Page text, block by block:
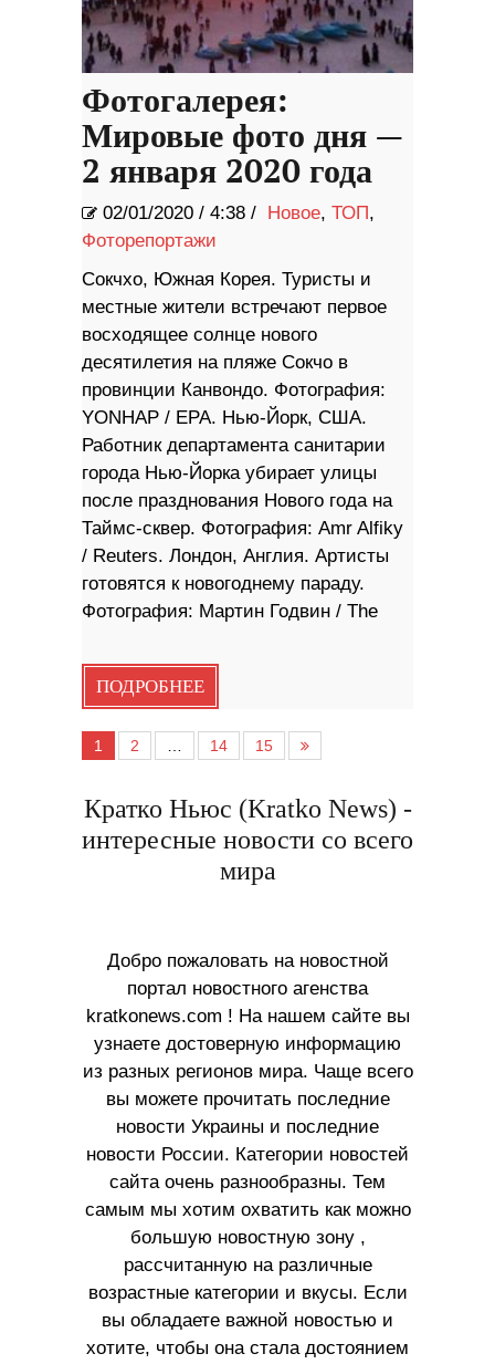
Фотогалерея:
Мировые фото дня —
2 января 2020 года
02/01/2020 / 4:38 / Новое, ТОП,
Фоторепортажи
Сокчхо, Южная Корея. Туристы и
местные жители встречают первое
восходящее солнце нового
десятилетия на пляже Сокчо в
провинции Канвондо. Фотография:
YONHAP / EPA. Нью-Йорк, США.
Работник департамента санитарии
города Нью-Йорка убирает улицы
после празднования Нового года на
Таймс-сквер. Фотография: Amr Alfiky
/ Reuters. Лондон, Англия. Артисты
готовятся к новогоднему параду.
Фотография: Мартин Годвин / The
ПОДРОБНЕЕ
1 2 … 14 15
Кратко Ньюс (Kratko News) -
интересные новости со всего
мира
Добро пожаловать на новостной
портал новостного агенства
kratkonews.com ! На нашем сайте вы
узнаете достоверную информацию
из разных регионов мира. Чаще всего
вы можете прочитать последние
новости Украины и последние
новости России. Категории новостей
сайта очень разнообразны. Тем
самым мы хотим охватить как можно
большую новостную зону ,
рассчитанную на различные
возрастные категории и вкусы. Если
вы обладаете важной новостью и
хотите, чтобы она стала достоянием